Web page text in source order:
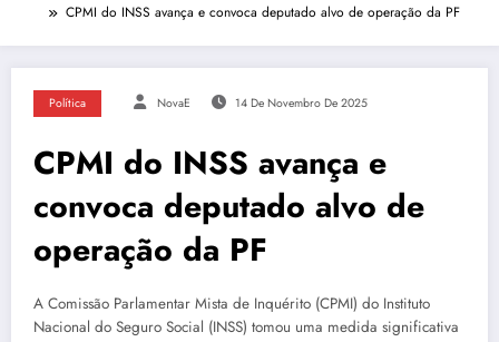
CPMI do INSS avança e convoca deputado alvo de operação da PF
Política NovaE 14 De Novembro De 2025
CPMI do INSS avança e
convoca deputado alvo de
operação da PF
A Comissão Parlamentar Mista de Inquérito (CPMI) do Instituto
Nacional do Seguro Social (INSS) tomou uma medida significativa